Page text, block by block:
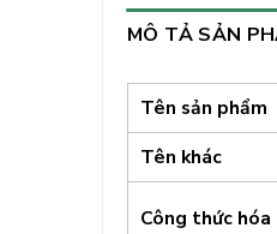
MÔ TẢ SẢN
Tên sản phẩm
Tên khác
Công thức hóa